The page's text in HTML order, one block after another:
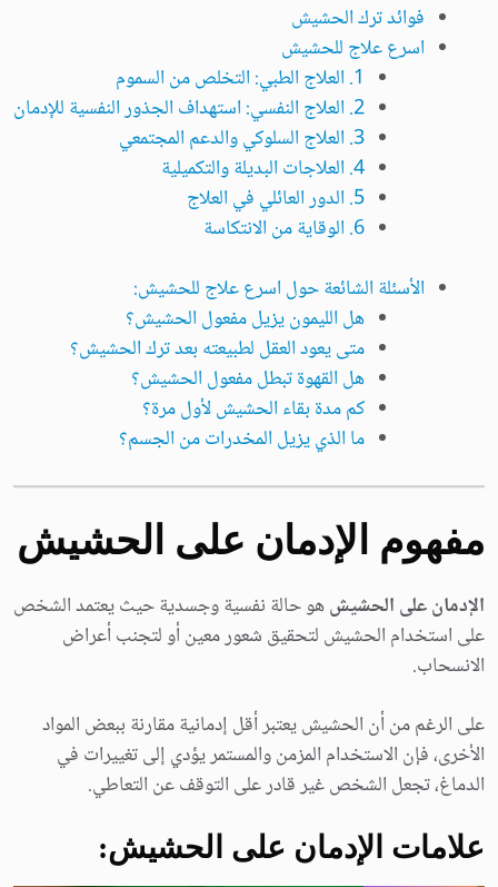
فوائد ترك الحشيش
اسرع علاج للحشيش
1. العلاج الطبي: التخلص من السموم
2. العلاج النفسي: استهداف الجذور النفسية للإدمان
3. العلاج السلوكي والدعم المجتمعي
4. العلاجات البديلة والتكميلية
5. الدور العائلي في العلاج
6. الوقاية من الانتكاسة
الأسئلة الشائعة حول اسرع علاج للحشيش:
هل الليمون يزيل مفعول الحشيش؟
متى يعود العقل لطبيعته بعد ترك الحشيش؟
هل القهوة تبطل مفعول الحشيش؟
كم مدة بقاء الحشيش لأول مرة؟
ما الذي يزيل المخدرات من الجسم؟
مفهوم الإدمان على الحشيش
الإدمان على الحشيشهو حالة نفسية وجسدية حيث يعتمد الشخص
على استخدام الحشيش لتحقيق شعور معين أو لتجنب أعراض
الانسحاب.
على الرغم من أن الحشيش يعتبر أقل إدمانية مقارنة ببعض المواد
الأخرى، فإن الاستخدام المزمن والمستمر يؤدي إلى تغييرات في
الدماغ، تجعل الشخص غير قادر على التوقف عن التعاطي.
علامات الإدمان على الحشيش: